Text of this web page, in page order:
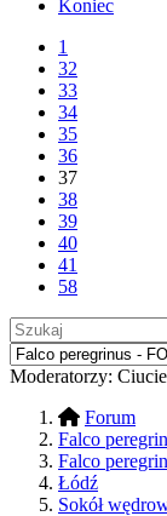
Koniec
1
32
33
34
35
36
37
38
39
40
41
58
Moderatorzy:
Forum
Falco
Falco
Łódź
Sokół